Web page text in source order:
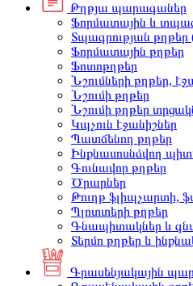
Թղթյա պարագաներ
Ֆորմատային և
Տպագրության թղթեր
Ֆորմատային թղթեր
Ֆոտոթղթեր
Նշումների թղթեր,
Նշումի թղթեր
Նշումի թղթեր
Կպչուն էջանիշներ
Պատճենող թղթեր
Ինքնասոսնձվող
Գունավոր թղթեր
Ծրարներ
Թուղթ ֆլիպչարտի,
Պլոտտերի թղթեր
Գնապիտակներ և
Տերմո թղթեր և
Գրասենյակային